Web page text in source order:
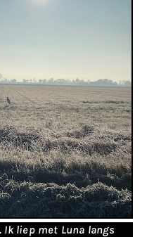
Ik liep met Luna langs